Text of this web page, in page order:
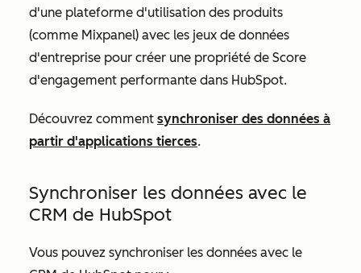
d'une plateforme d'utilisation des produits
(comme Mixpanel) avec les jeux de données
d'entreprise pour créer une propriété de Score
d'engagement performante dans HubSpot.
Découvrez comment synchroniser des données à
partir d'applications tierces.
Synchroniser les données avec le
CRM de HubSpot
Vous pouvez synchroniser les données avec le